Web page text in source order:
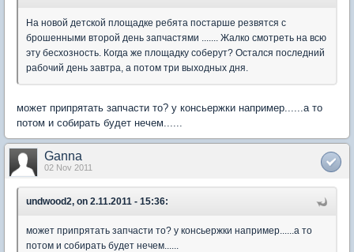
На новой детской площадке ребята постарше резвятся с
брошенными второй день запчастями ....... Жалко смотреть на всю
эту бесхозность. Когда же площадку соберут? Остался последний
рабочий день завтра, а потом три выходных дня.
может припрятать запчасти то? у консьержки например......а то
потом и собирать будет нечем......
Ganna
02 Nov 2011
undwood2, on 2.11.2011 - 15:36:
может припрятать запчасти то? у консьержки например......а то
потом и собирать будет нечем......